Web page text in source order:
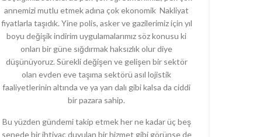
annemizi mutlu etmek adına çok ekonomik Nakliyat
fiyatlarla taşıdık. Yine polis, asker ve gazilerimiz için yıl
boyu değişik indirim uygulamalarımız söz konusu ki
onları bir güne sığdırmak haksızlık olur diye
düşünüyoruz. Sürekli değişen ve gelişen bir sektör
olan evden eve taşıma sektörü asıl lojistik
faaliyetlerinin altında ve ya yan dalı gibi kalsa da ciddi
bir pazara sahip.
Bu yüzden gündemi takip etmek her ne kadar üç beş
senede bir ihtiyaç duyulan bir hizmet gibi görünse de